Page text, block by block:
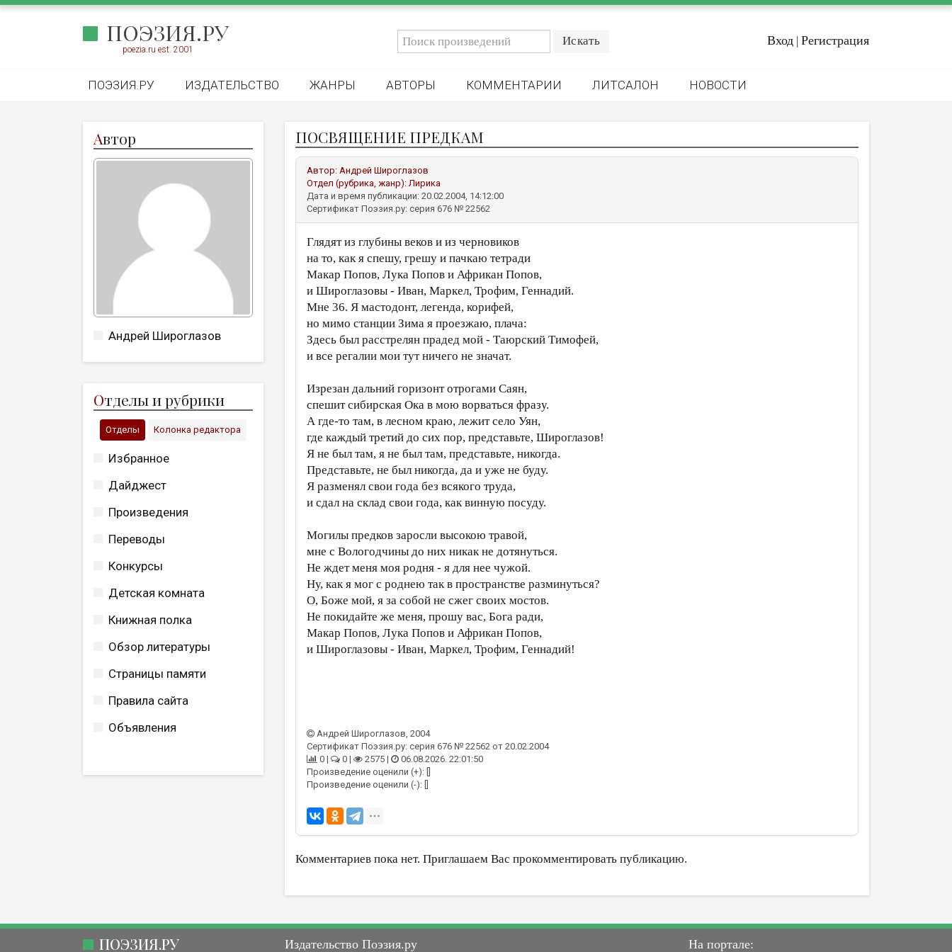
ПОЭЗИЯ.РУ
poezia.ru est. 2001
Вход | Регистрация
ПОЭЗИЯ.РУ ИЗДАТЕЛЬСТВО ЖАНРЫ АВТОРЫ КОММЕНТАРИИ ЛИТСАЛОН НОВОСТИ
Автор
Андрей Широглазов
Отделы и рубрики
Отделы Колонка редактора
Избранное
Дайджест
Произведения
Переводы
Конкурсы
Детская комната
Книжная полка
Обзор литературы
Страницы памяти
Правила сайта
Объявления
ПОСВЯЩЕНИЕ ПРЕДКАМ
Автор: Андрей Широглазов
Отдел (рубрика, жанр):Лирика
Дата и время публикации: 20.02.2004, 14:12:00
Сертификат Поэзия.ру: серия 676 № 22562
Глядят из глубины веков и из черновиков
на то, как я спешу, грешу и пачкаю тетради
Макар Попов, Лука Попов и Африкан Попов,
и Широглазовы - Иван, Маркел, Трофим, Геннадий.
Мне 36. Я мастодонт, легенда, корифей,
но мимо станции Зима я проезжаю, плача:
Здесь был расстрелян прадед мой - Таюрский Тимофей,
и все регалии мои тут ничего не значат.
Изрезан дальний горизонт отрогами Саян,
спешит сибирская Ока в мою ворваться фразу.
А где-то там, в лесном краю, лежит село Уян,
где каждый третий до сих пор, представьте, Широглазов!
Я не был там, я не был там, представьте, никогда.
Представьте, не был никогда, да и уже не буду.
Я разменял свои года без всякого труда,
и сдал на склад свои года, как винную посуду.
Могилы предков заросли высокою травой,
мне с Вологодчины до них никак не дотянуться.
Не ждет меня моя родня - я для нее чужой.
Ну, как я мог с роднею так в пространстве разминуться?
О, Боже мой, я за собой не сжег своих мостов.
Не покидайте же меня, прошу вас, Бога ради,
Макар Попов, Лука Попов и Африкан Попов,
и Широглазовы - Иван, Маркел, Трофим, Геннадий!
Андрей Широглазов, 2004
Сертификат Поэзия.ру: серия 676 № 22562 от 20.02.2004
0 |
0 | 2575 |
06.08.2026. 22:01:50
Произведение оценили (+): []
Произведение оценили (-): []
Комментариев пока нет. Приглашаем Вас прокомментировать публикацию.
ПОЭЗИЯ.РУ Издательство Поэзия.ру На портале: